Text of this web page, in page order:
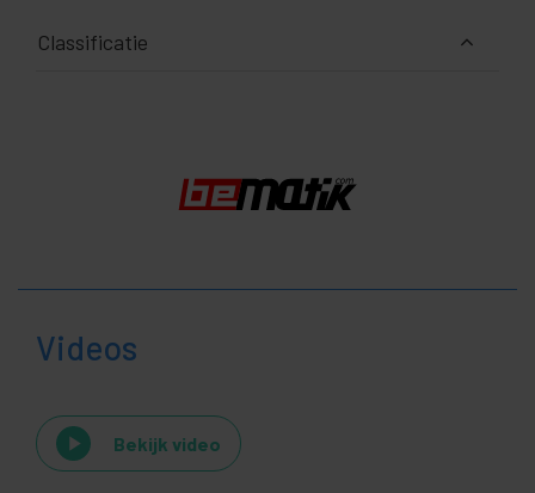
Classificatie
Videos
Bekijk video